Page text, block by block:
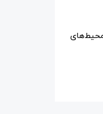
محیط‌های